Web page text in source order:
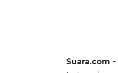
Suara.com -